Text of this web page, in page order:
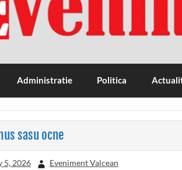
Administratie Politica
sasu ocne
5, 2026 Eveniment Valcean